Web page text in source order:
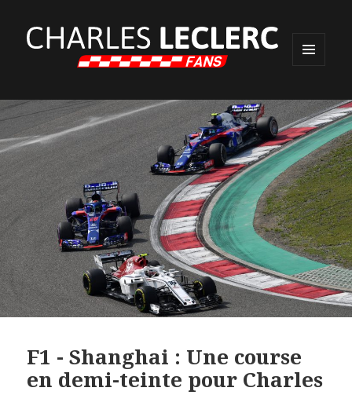
WIDGETS
F1 - Shanghai : Une course
en demi-teinte pour Charles